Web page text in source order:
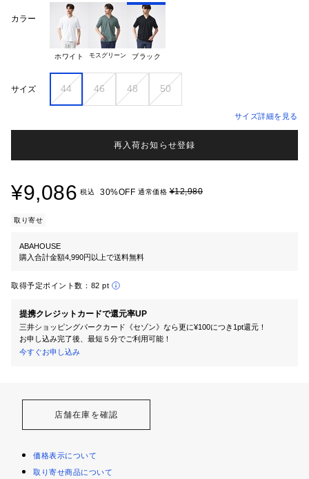
カラー
ホワイト モスグリーン ブラック
サイズ 44 46 48 50
サイズ詳細を見る
再入荷お知らせ登録
¥9,086 税込 30%OFF 通常価格¥12,980
取り寄せ
ABAHOUSE
購入合計金額4,990円以上で送料無料
取得予定ポイント数： 82 pt
提携クレジットカードで還元率UP
三井ショッピングパークカード《セゾン》なら更に¥100につき1pt還元！
お申し込み完了後、最短５分でご利用可能！
今すぐお申し込み
店舗在庫を確認
価格表示について
取り寄せ商品について